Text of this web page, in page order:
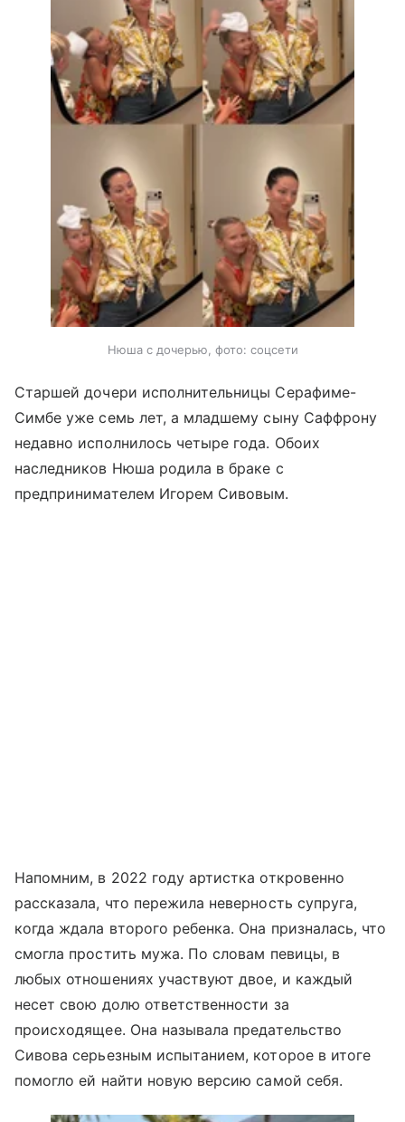
Нюша с дочерью, фото: соцсети
Старшей дочери исполнительницы Серафиме-
Симбе уже семь лет, а младшему сыну Саффрону
недавно исполнилось четыре года. Обоих
наследников Нюша родила в браке с
предпринимателем Игорем Сивовым.
Напомним, в 2022 году артистка откровенно
рассказала, что пережила неверность супруга,
когда ждала второго ребенка. Она призналась, что
смогла простить мужа. По словам певицы, в
любых отношениях участвуют двое, и каждый
несет свою долю ответственности за
происходящее. Она называла предательство
Сивова серьезным испытанием, которое в итоге
помогло ей найти новую версию самой себя.